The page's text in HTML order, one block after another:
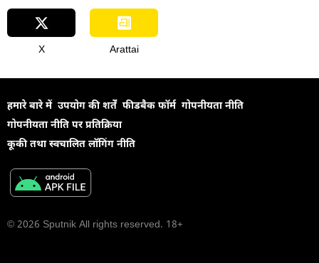
X Arattai
हमारे बारे में उपयोग की शर्तें फीडबैक फॉर्म गोपनीयता नीति
गोपनीयता नीति पर प्रतिक्रिया
कूकी तथा स्वचालित लॉगिंग नीति
© 2026 Sputnik All rights reserved. 18+